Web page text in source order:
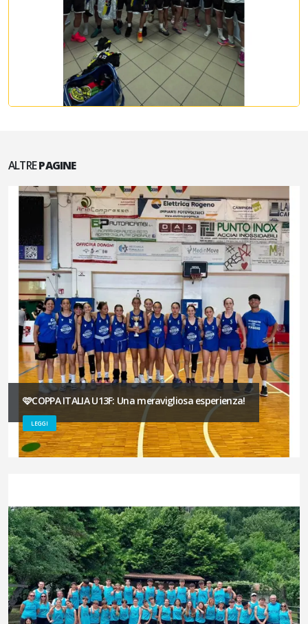
ALTREPAGINE
🩷COPPA ITALIA U13F: Una meravigliosa esperienza!
LEGGI